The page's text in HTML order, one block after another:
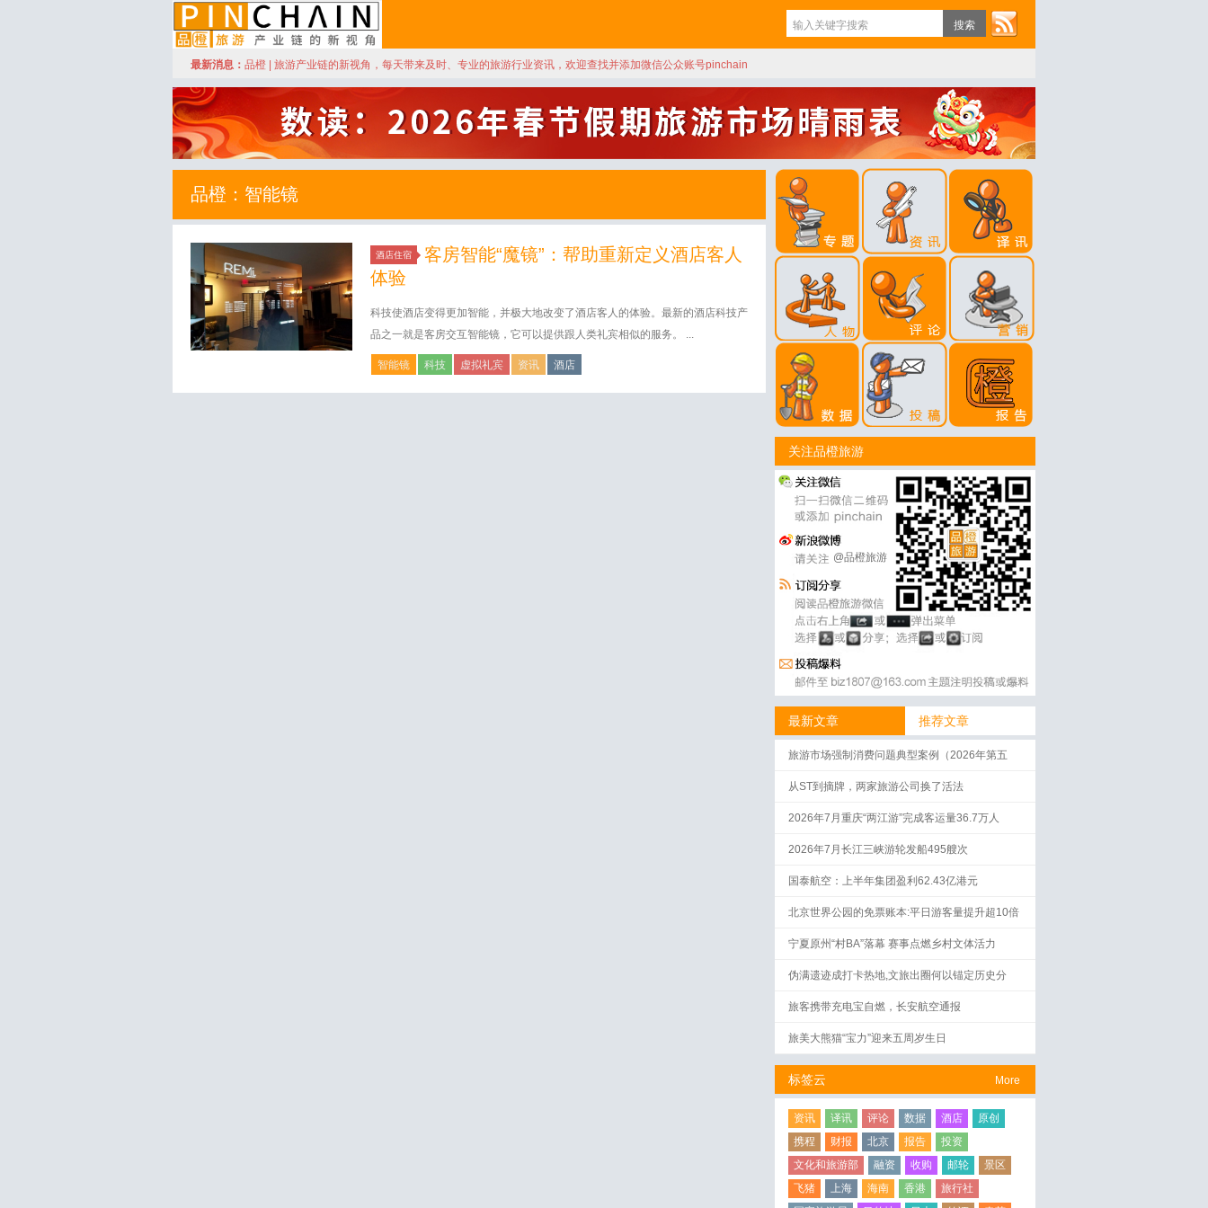
品橙旅游
最新消息： 品橙 | 旅游产业链的新视角，每天带来及时、专业的旅游行业资讯，欢迎查找并添加微信公众账号pinchain
品橙：智能镜
酒店住宿
客房智能“魔镜”：帮助重新定义酒店客人
体验
科技使酒店变得更加智能，并极大地改变了酒店客人的体验。最新的酒店科技产
品之一就是客房交互智能镜，它可以提供跟人类礼宾相似的服务。 ...
智能镜 科技 虚拟礼宾 资讯 酒店
关注品橙旅游
@品橙旅游
最新文章 推荐文章
旅游市场强制消费问题典型案例（2026年第五
从ST到摘牌，两家旅游公司换了活法
2026年7月重庆“两江游”完成客运量36.7万人
2026年7月长江三峡游轮发船495艘次
国泰航空：上半年集团盈利62.43亿港元
北京世界公园的免票账本:平日游客量提升超10倍
宁夏原州“村BA”落幕 赛事点燃乡村文体活力
伪满遗迹成打卡热地,文旅出圈何以锚定历史分
旅客携带充电宝自燃，长安航空通报
旅美大熊猫“宝力”迎来五周岁生日
More
标签云
资讯 译讯 评论 数据 酒店
原创
携程
财报 北京 报告
投资
文化和旅游部
融资 收购 邮轮
景区
飞猪
上海 海南 香港
旅行社